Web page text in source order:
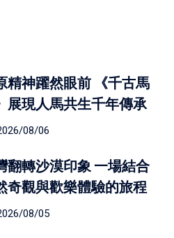
精神躍然眼前 《千古馬
展現人馬共生千年傳承
08/06
轉沙漠印象 一場結合
奇觀與歡樂體驗的旅程
08/05